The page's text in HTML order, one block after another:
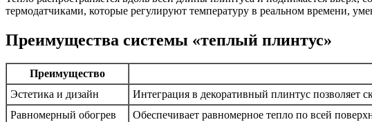
термодатчиками, которые регулируют температуру в реальном времени,
Преимущества системы «теплый плинтус»
Преимущество
Эстетика и дизайн
Интеграция в декоративный плинтус позволяет
Равномерный обогрев
Обеспечивает равномерное тепло по всей